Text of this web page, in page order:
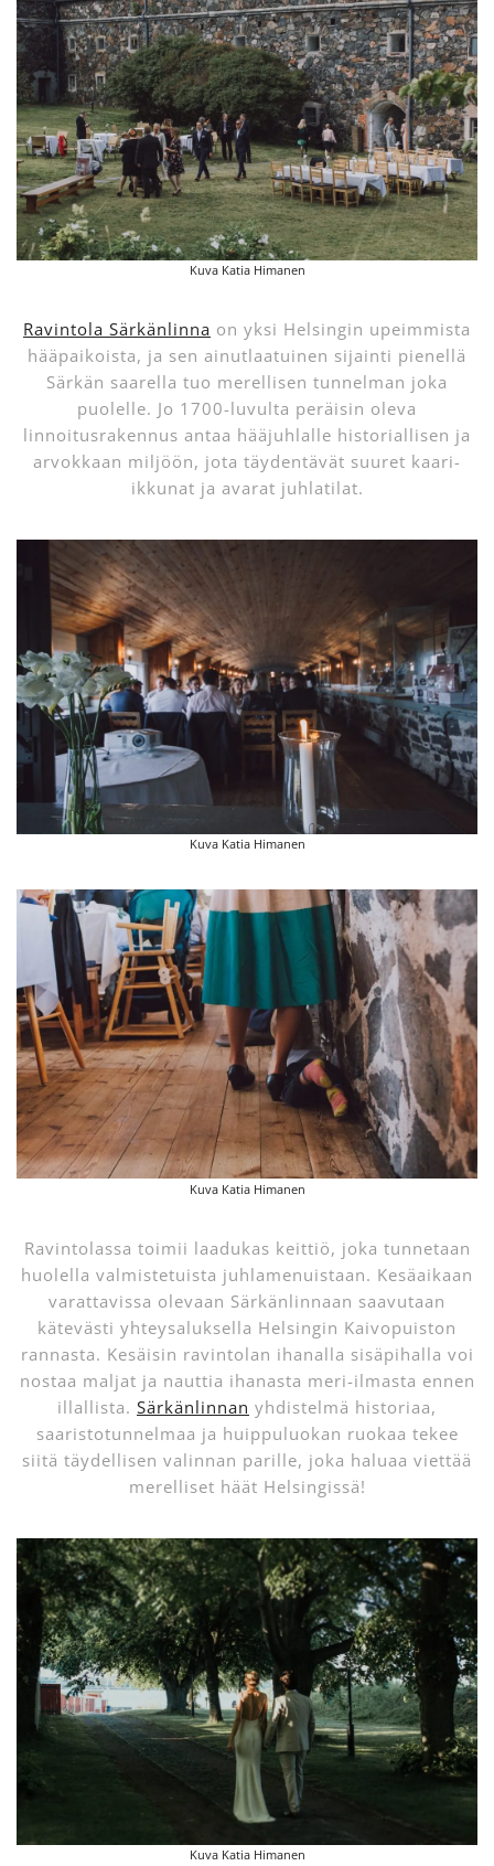
Kuva Katia Himanen
Ravintola Särkänlinna on yksi Helsingin upeimmista
hääpaikoista, ja sen ainutlaatuinen sijainti pienellä
Särkän saarella tuo merellisen tunnelman joka
puolelle. Jo 1700-luvulta peräisin oleva
linnoitusrakennus antaa hääjuhlalle historiallisen ja
arvokkaan miljöön, jota täydentävät suuret kaari-
ikkunat ja avarat juhlatilat.
Kuva Katia Himanen
Kuva Katia Himanen
Ravintolassa toimii laadukas keittiö, joka tunnetaan
huolella valmistetuista juhlamenuistaan. Kesäaikaan
varattavissa olevaan Särkänlinnaan saavutaan
kätevästi yhteysaluksella Helsingin Kaivopuiston
rannasta. Kesäisin ravintolan ihanalla sisäpihalla voi
nostaa maljat ja nauttia ihanasta meri-ilmasta ennen
illallista. Särkänlinnan yhdistelmä historiaa,
saaristotunnelmaa ja huippuluokan ruokaa tekee
siitä täydellisen valinnan parille, joka haluaa viettää
merelliset häät Helsingissä!
Kuva Katia Himanen